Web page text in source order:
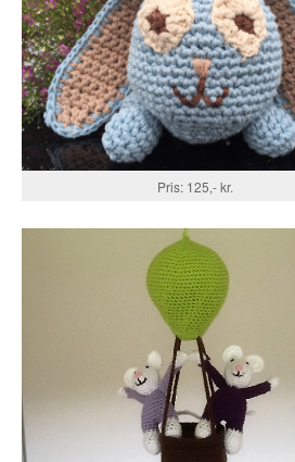
Pris: 125,- kr.